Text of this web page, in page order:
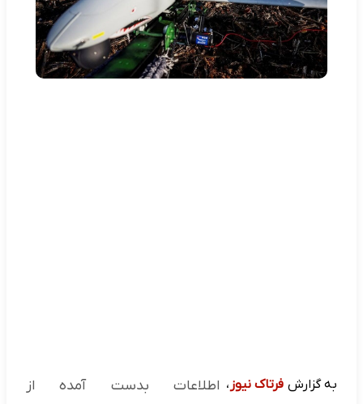
به گزارش فرتاک نیوز ، اطلاعات بدست آمده از